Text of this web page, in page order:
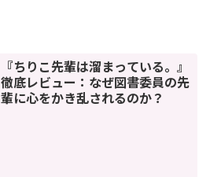
『ちりこ先輩は溜まっている。』
徹底レビュー：なぜ図書委員の先
輩に心をかき乱されるのか？